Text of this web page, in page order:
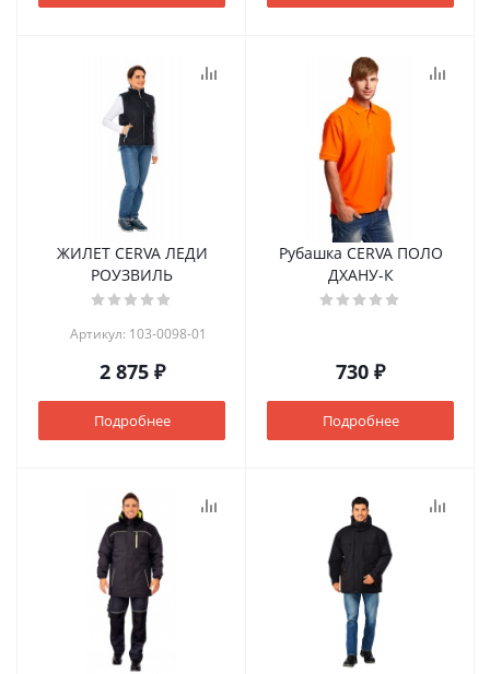
ЖИЛЕТ CERVA ЛЕДИ
РОУЗВИЛЬ
Артикул: 103-0098-01
2 875 ₽
Подробнее
Рубашка CERVA ПОЛО
ДХАНУ-К
730 ₽
Подробнее